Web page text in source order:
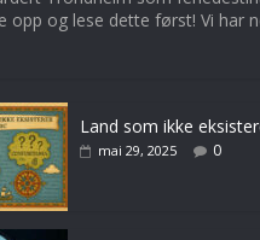
opp og lese dette først! Vi har
Land som ikke
mai 29, 2025 0